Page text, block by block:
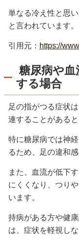
単なる冷え性と思
と言われています。
引用元： https://
糖尿病や
する場合
足の指がつる症状
連することがあると
特に糖尿病では神
るため、足の違和
また、血流が低下
にくくなり、つり
います。
持病がある方や健
は、症状を軽視し